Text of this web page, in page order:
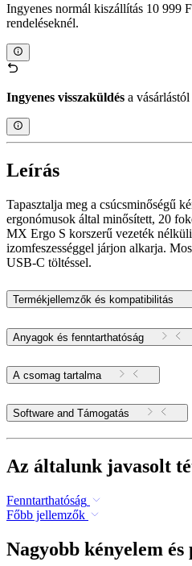
Ingyenes normál kiszállítás 10 999
rendeléseknél.
Ingyenes visszaküldés a
Leírás
Tapasztalja meg a csúcsminőségű
ergonómusok által minősített, 20
MX Ergo S korszerű vezeték
izomfeszességgel járjon alkarja.
USB-C töltéssel.
Termékjellemzők és kompatibilitás
Anyagok és fenntarthatóság
A csomag tartalma
Software and Támogatás
Az általunk javasolt
Fenntarthatóság
Főbb jellemzők
Nagyobb kényelem és